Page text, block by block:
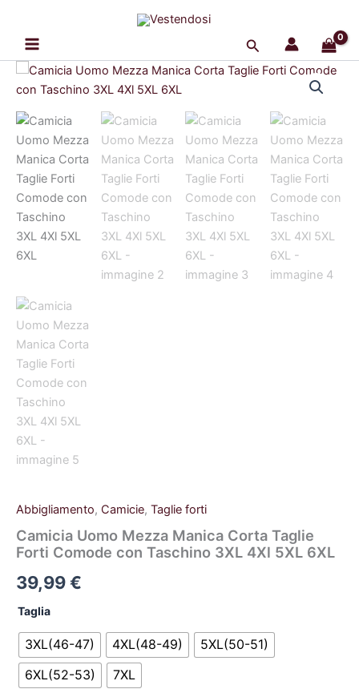
contenuto
Cerca
Abbigliamento, Camicie, Taglie forti
Camicia Uomo Mezza Manica Corta Taglie
Forti Comode con Taschino 3XL 4Xl 5XL 6XL
39,99€
Taglia
3XL(46-47) 4XL(48-49)
5XL(50-51)
6XL(52-53)
7XL
Camicia
Uomo
Manica
Corta
Taglie
Forti
Comode
con
Taschino
3XL
4Xl
5XL